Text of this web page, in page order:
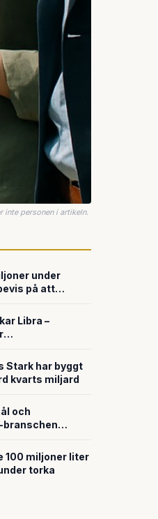
inte personen i artikeln.
under
på att
Libra –
Stark har byggt
kvarts miljard
och
100 miljoner liter
torka